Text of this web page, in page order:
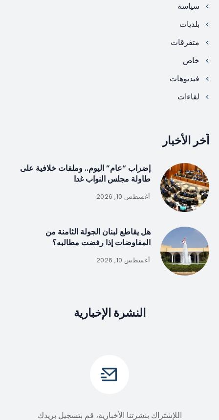
سياسة
بلديات
متفرقات
خاص
فيديوهات
لقاءات
آخر الأخبار
إضراب “عام” اليوم.. وملفات خلافية على
طاولة مجلس النواب غدا
أغسطس 10, 2026
هل يقاطع لبنان الجولة الثامنة من
المفاوضات إذا رفضت مطالبه؟
أغسطس 10, 2026
النشرة الإخبارية
اللإشتراك بنشرتنا الأخبارية، قم بتسجيل بريدك